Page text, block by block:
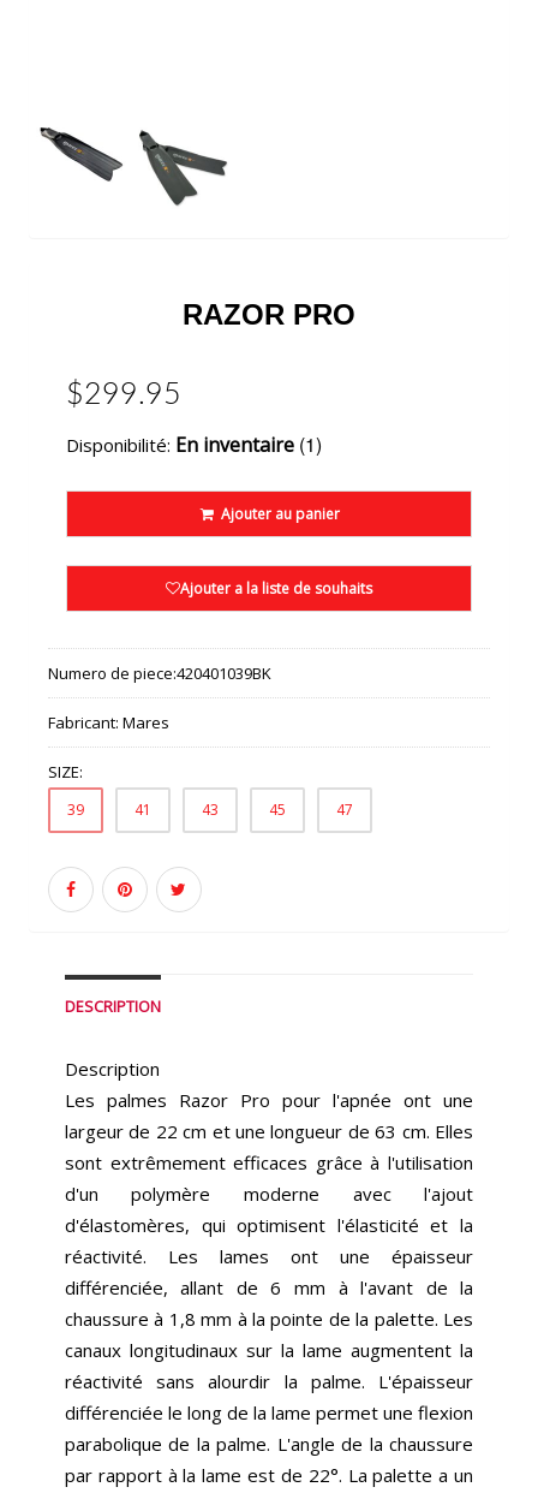
RAZOR PRO
$299.95
Disponibilité: En inventaire (1)
Ajouter au panier
Ajouter a la liste de souhaits
Numero de piece:420401039BK
Fabricant: Mares
SIZE:
39 41 43 45 47
DESCRIPTION
Description
Les palmes Razor Pro pour l'apnée ont une
largeur de 22 cm et une longueur de 63 cm. Elles
sont extrêmement efficaces grâce à l'utilisation
d'un polymère moderne avec l'ajout
d'élastomères, qui optimisent l'élasticité et la
réactivité. Les lames ont une épaisseur
différenciée, allant de 6 mm à l'avant de la
chaussure à 1,8 mm à la pointe de la palette. Les
canaux longitudinaux sur la lame augmentent la
réactivité sans alourdir la palme. L'épaisseur
différenciée le long de la lame permet une flexion
parabolique de la palme. L'angle de la chaussure
par rapport à la lame est de 22°. La palette a un